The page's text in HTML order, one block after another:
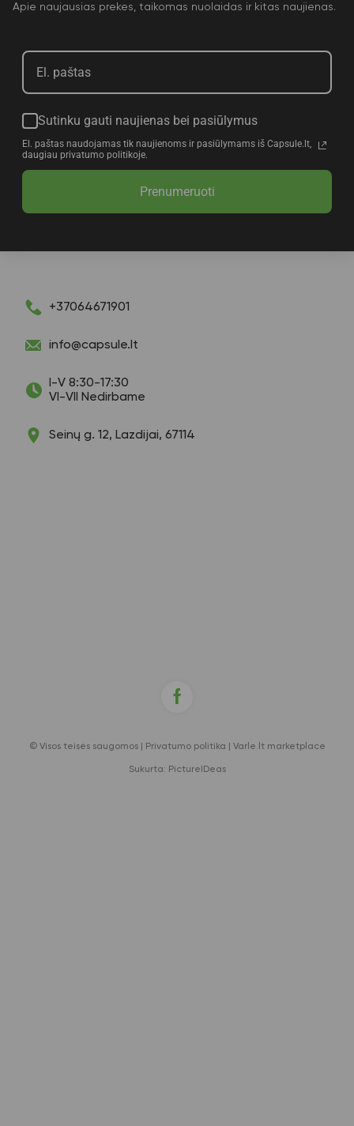
Apie naujausias prekes, taikomas nuolaidas ir kitas naujienas.
Sutinku gauti naujienas bei pasiūlymus
El. paštas naudojamas tik naujienoms ir pasiūlymams iš Capsule.lt,
daugiau privatumo politikoje.
Prenumeruoti
+37064671901
info@capsule.lt
I-V 8:30-17:30
VI-VII Nedirbame
Seinų g. 12, Lazdijai, 67114
© Visos teisės saugomos | Privatumo politika Varle.lt marketplace
Sukurta: PictureIDeas